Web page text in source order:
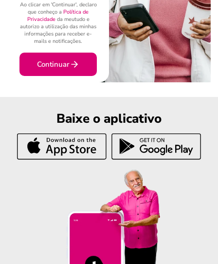
Ao clicar em 'Continuar', declaro
que conheço a Política de
Privacidadeda meutudo e
autorizo a utilização das minhas
informações para receber e-
mails e notificações.
Continuar
Baixe o aplicativo